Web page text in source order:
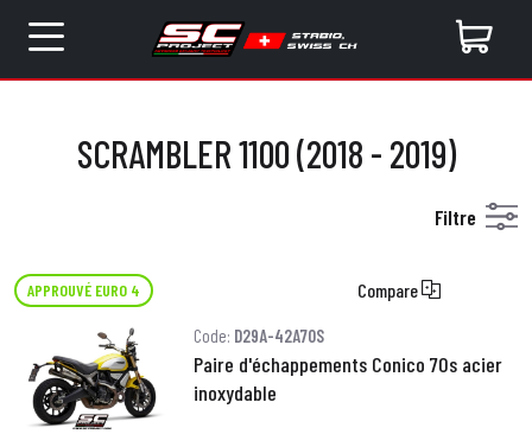
SCRAMBLER 1100 (2018 - 2019)
Filtre
APPROUVÉ EURO 4 Compare
Code: D29A-42A70S
Paire d'échappements Conico 70s acier
inoxydable